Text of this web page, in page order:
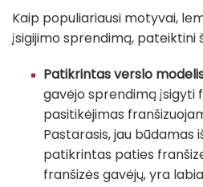
Kaip populiariausi motyvai,
įsigijimo sprendimą, pateiktini
Patikrintas verslo
gavėjo sprendimą įsigyti
pasitikėjimas
Pastarasis, jau būdamas
patikrintas paties
franšizės gavėjų, yra